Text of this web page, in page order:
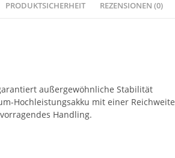
PRODUKTSICHERHEIT REZENSIONEN (0)
außergewöhnliche Stabilität
Hochleistungsakku mit einer Reichweite
Handling.